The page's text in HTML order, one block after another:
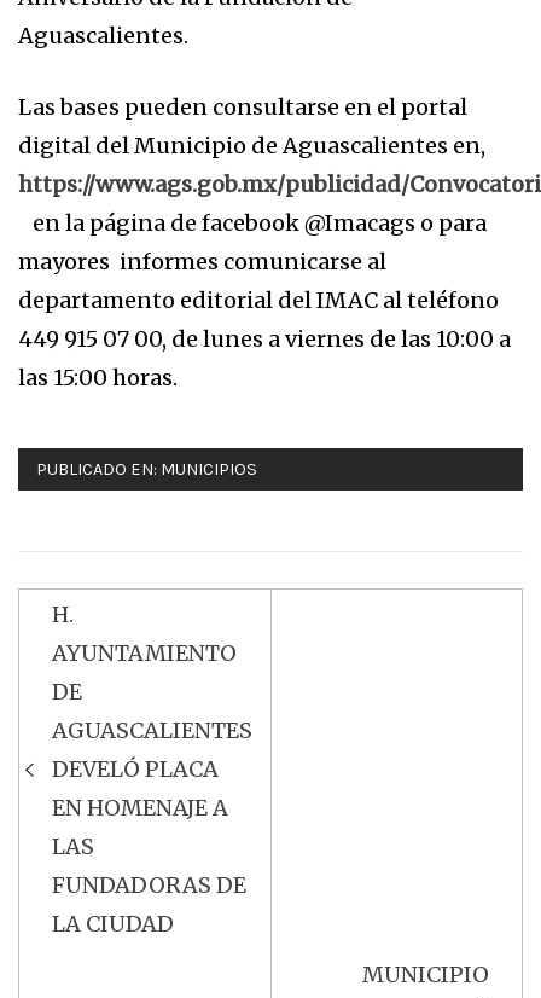
Aguascalientes.
Las bases pueden consultarse en el portal
digital del Municipio de Aguascalientes en,
https://www.ags.gob.mx/publicidad/
en la página de facebook @Imacags o para
mayores informes comunicarse al
departamento editorial del IMAC al teléfono
449 915 07 00, de lunes a viernes de las 10:00 a
las 15:00 horas.
PUBLICADO EN: MUNICIPIOS
Navegación
de
entradas
H.
AYUNTAMIENTO
DE
AGUASCALIENTES
DEVELÓ PLACA
EN HOMENAJE A
LAS
FUNDADORAS DE
LA CIUDAD
MUNICIPIO